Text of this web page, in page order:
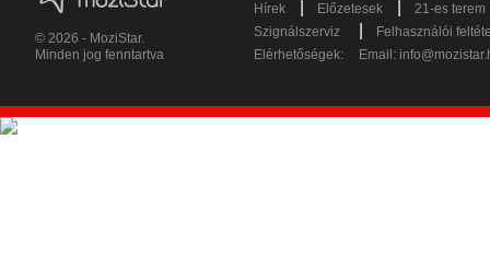
© 2026 - MoziStar.
Minden jog fenntartva
Hírek Előzetesek
21-es terem
Szignálszerviz
Felhasználói
Elérhetőségek:
Email: